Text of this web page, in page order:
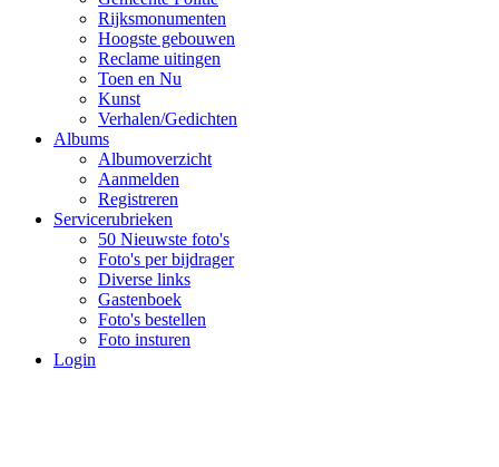
Rijksmonumenten
Hoogste gebouwen
Reclame uitingen
Toen en Nu
Kunst
Verhalen/Gedichten
Albums
Albumoverzicht
Aanmelden
Registreren
Servicerubrieken
50 Nieuwste foto's
Foto's per bijdrager
Diverse links
Gastenboek
Foto's bestellen
Foto insturen
Login